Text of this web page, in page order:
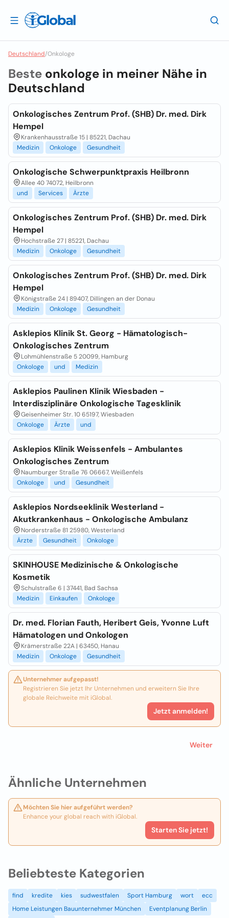
Deutschland/Onkologe
Ähnliche Unternehmen
Möchten Sie hier aufgeführt werden?
Enhance your global reach with iGlobal.
Starten Sie jetzt!
Beste onkologe in meiner Nähe in
Deutschland
Onkologisches Zentrum Prof. (SHB) Dr. med. Dirk
Hempel
Krankenhausstraße 15 | 85221, Dachau
Medizin
Onkologe Gesundheit
Onkologische Schwerpunktpraxis Heilbronn
Allee 40 74072, Heilbronn
und
Services Ärzte
Onkologisches Zentrum Prof. (SHB) Dr. med. Dirk
Hempel
Hochstraße 27 | 85221, Dachau
Medizin
Onkologe Gesundheit
Onkologisches Zentrum Prof. (SHB) Dr. med. Dirk
Hempel
Königstraße 24 | 89407, Dillingen an der Donau
Medizin
Onkologe Gesundheit
Asklepios Klinik St. Georg - Hämatologisch-
Onkologisches Zentrum
Lohmühlenstraße 5 20099, Hamburg
Onkologe
und Medizin
Asklepios Paulinen Klinik Wiesbaden -
Interdisziplinäre Onkologische Tagesklinik
Geisenheimer Str. 10 65197, Wiesbaden
Onkologe
Ärzte und
Asklepios Klinik Weissenfels - Ambulantes
Onkologisches Zentrum
Naumburger Straße 76 06667, Weißenfels
Onkologe
und Gesundheit
Asklepios Nordseeklinik Westerland -
Akutkrankenhaus - Onkologische Ambulanz
Norderstraße 81 25980, Westerland
Ärzte
Gesundheit Onkologe
SKINHOUSE Medizinische & Onkologische
Kosmetik
Schulstraße 6 | 37441, Bad Sachsa
Medizin
Einkaufen Onkologe
Dr. med. Florian Fauth, Heribert Geis, Yvonne Luft
Hämatologen und Onkologen
Krämerstraße 22A | 63450, Hanau
Medizin
Onkologe Gesundheit
Unternehmer aufgepasst!
Registrieren Sie jetzt Ihr Unternehmen und erweitern Sie Ihre
globale Reichweite mit iGlobal.
Jetzt anmelden!
Weiter
Beliebteste Kategorien
find kredite kies sudwestfalen Sport Hamburg wort
ecc
Home Leistungen Bauunternehmer München
Eventplanung Berlin